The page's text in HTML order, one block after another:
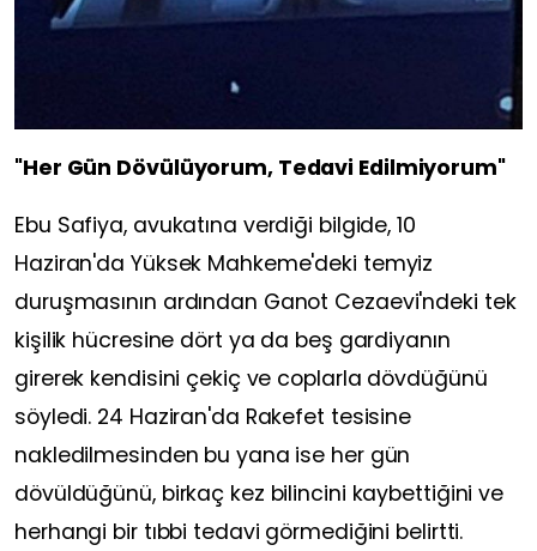
"Her Gün Dövülüyorum, Tedavi Edilmiyorum"
Ebu Safiya, avukatına verdiği bilgide, 10
Haziran'da Yüksek Mahkeme'deki temyiz
duruşmasının ardından Ganot Cezaevi'ndeki tek
kişilik hücresine dört ya da beş gardiyanın
girerek kendisini çekiç ve coplarla dövdüğünü
söyledi. 24 Haziran'da Rakefet tesisine
nakledilmesinden bu yana ise her gün
dövüldüğünü, birkaç kez bilincini kaybettiğini ve
herhangi bir tıbbi tedavi görmediğini belirtti.